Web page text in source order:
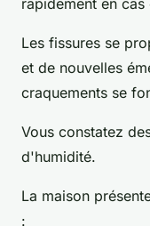
Les fissures se
et de nouvelles
craquements se
Vous constatez
d'humidité.
La maison
: